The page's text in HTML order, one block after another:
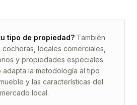
tipo de propiedad? También
cocheras, locales comerciales,
y propiedades especiales.
la metodología al tipo
y las características del
mercado local.